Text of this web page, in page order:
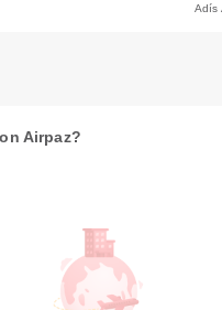
Adís
Airpaz?